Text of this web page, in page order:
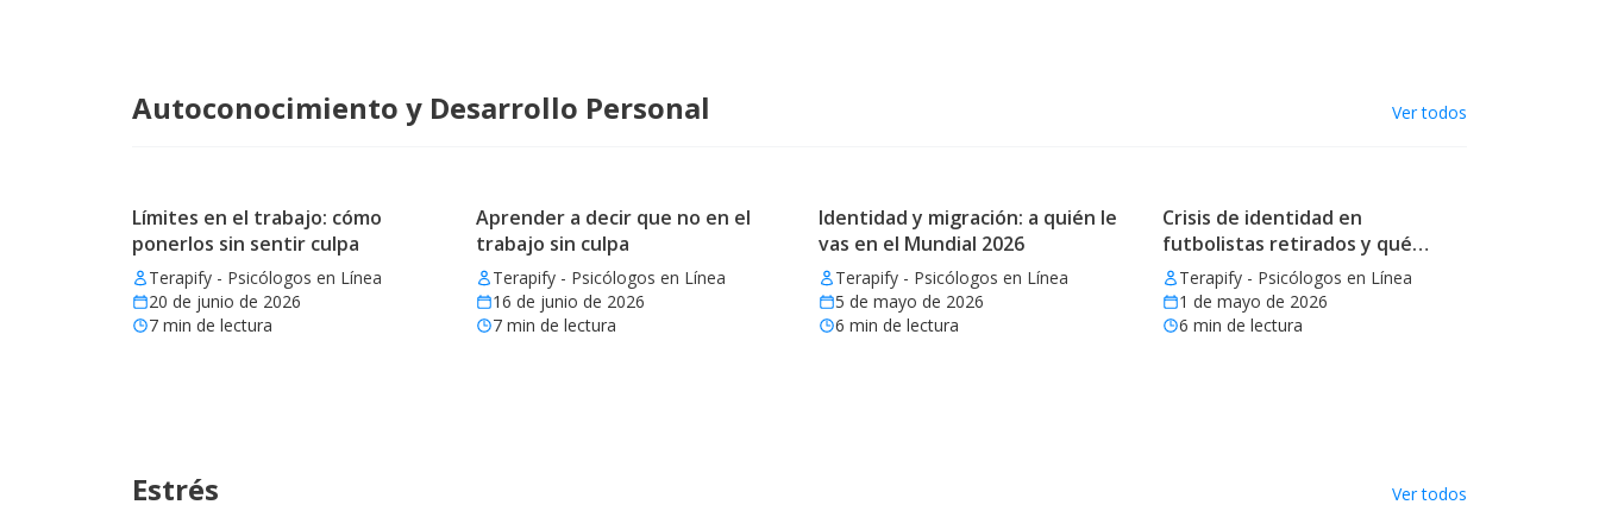
Autoconocimiento y Desarrollo Personal Ver todos
Límites en el trabajo: cómo
ponerlos sin sentir culpa
Terapify - Psicólogos en Línea
20 de junio de 2026
7 min de lectura
Aprender a decir que no en el
trabajo sin culpa
Terapify - Psicólogos en Línea
16 de junio de 2026
7min de lectura
Identidad y migración: a quién le
vas en el Mundial 2026
Terapify - Psicólogos en Línea
5 de mayo de 2026
6 min de lectura
Crisis de identidad en
futbolistas retirados y qué
aprender
Terapify - Psicólogos en Línea
1 de mayo de 2026
6 min de lectura
Estrés Ver todos